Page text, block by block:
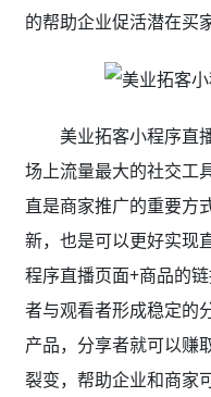
的帮助企业促活潜在买
美业拓客小程序直
场上流量最大的社交工
直是商家推广的重要方
新，也是可以更好实现
程序直播页面+商品的
者与观看者形成稳定的
产品，分享者就可以赚
裂变，帮助企业和商家